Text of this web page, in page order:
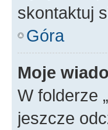
skontaktuj
Góra
Moje
W folderze
jeszcze